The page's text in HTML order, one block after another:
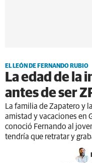
EL LEÓN DE FERNANDO RUBIO
La edad de la
antes de ser
La familia de Zapatero y
amistad y vacaciones en
conoció Fernando al
tendría que retratar y